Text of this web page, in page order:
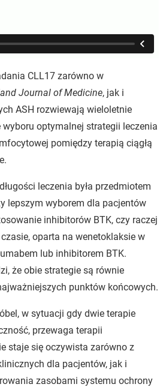
CLL17 zarówno w
Journal of Medicine, jak i
ASH rozwiewają wieloletnie
optymalnej strategii leczenia
pomiędzy terapią ciągłą
leczenia była przedmiotem
lepszym wyborem dla pacjentów
inhibitorów BTK, czy raczej
oparta na wenetoklaksie w
lub inhibitorem BTK.
że obie strategie są równie
punktów końcowych.
w sytuacji gdy dwie terapie
przewaga terapii
staje się oczywista zarówno z
dla pacjentów, jak i
zasobami systemu ochrony